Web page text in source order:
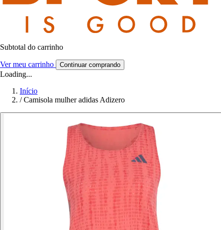
Subtotal do carrinho
Ver meu carrinho Continuar comprando
Loading...
Início
/ Camisola mulher adidas Adizero